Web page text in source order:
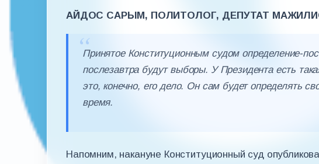
АЙДОС САРЫМ, ПОЛИТОЛОГ, ДЕПУТАТ
Принятое Конституционным судом определение-
послезавтра будут выборы. У Президента есть
это, конечно, его дело. Он сам будет определять
время.
Напомним, накануне Конституционный суд